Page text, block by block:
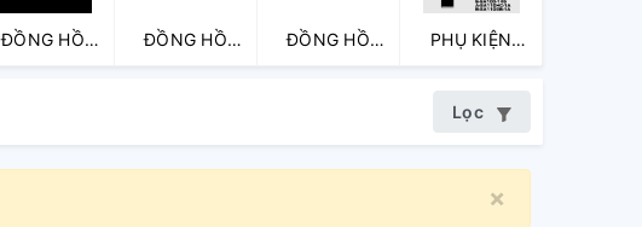
ĐỒNG HỒ
CITIZEN
ĐỒNG HỒ
SEIKO
ĐỒNG HỒ
TISSOT
PHỤ KIỆN
ĐỒNG HỒ
Lọc
×